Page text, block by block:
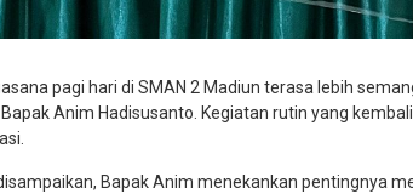
pagi hari di SMAN 2 Madiun terasa lebih
Anim Hadisusanto. Kegiatan rutin yang
Bapak Anim menekankan pentingnya